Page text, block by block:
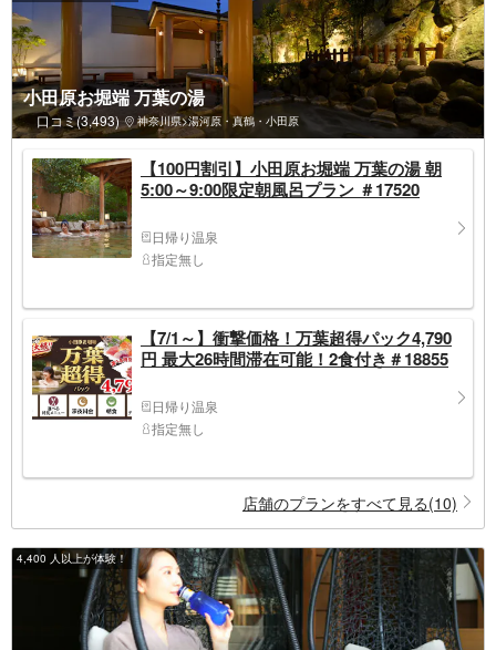
小田原お堀端 万葉の湯
口コミ(3,493) 神奈川県>湯河原・真鶴・小田原
【100円割引】小田原お堀端 万葉の湯 朝
5:00～9:00限定朝風呂プラン ＃17520
日帰り温泉
指定無し
【7/1～】衝撃価格！万葉超得パック4,790
円 最大26時間滞在可能！2食付き＃18855
日帰り温泉
指定無し
店舗のプランをすべて見る(10)
4,400 人以上が体験！